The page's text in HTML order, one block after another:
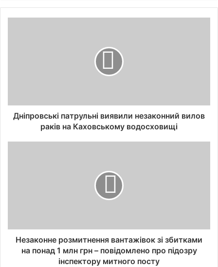
Дніпровські патрульні виявили незаконний вилов
раків на Каховському водосховищі
Незаконне розмитнення вантажівок зі збитками
на понад 1 млн грн – повідомлено про підозру
інспектору митного посту